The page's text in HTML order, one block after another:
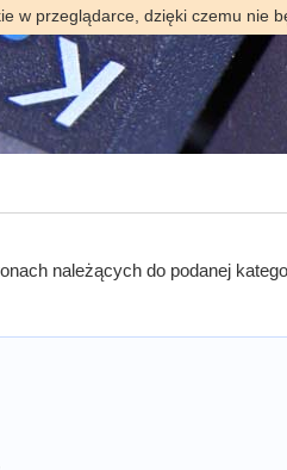
w przeglądarce, dzięki czemu nie
należących do podanej